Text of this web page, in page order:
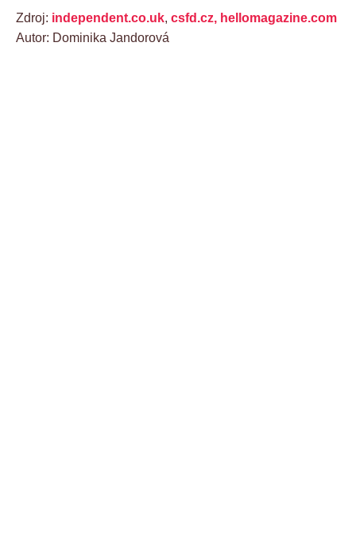
Zdroj: independent.co.uk, csfd.cz, hellomagazine.com
Autor: Dominika Jandorová